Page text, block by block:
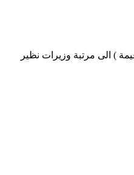
زمن الإنكسار , الزعيمة ) الى مرتبة وزيرات نظير